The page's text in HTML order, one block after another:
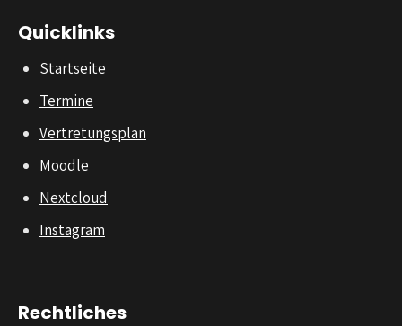
Quicklinks
Startseite
Termine
Vertretungsplan
Moodle
Nextcloud
Instagram
Rechtliches